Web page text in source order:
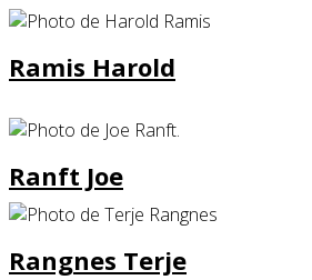
Ramis Harold
Ranft Joe
Rangnes Terje